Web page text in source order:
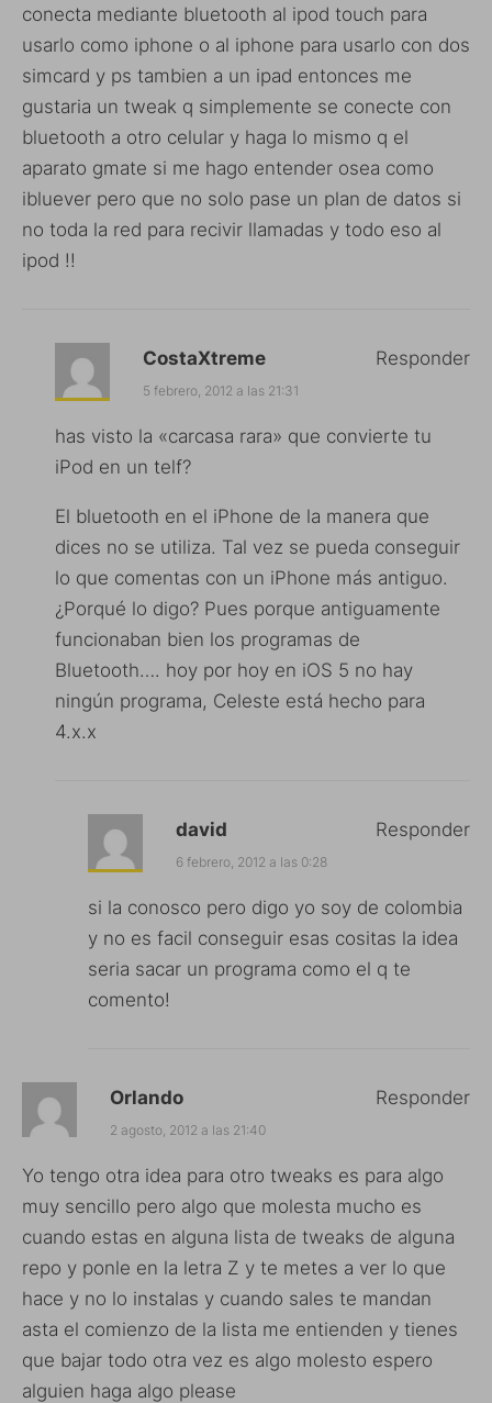
conecta mediante bluetooth al ipod touch para
usarlo como iphone o al iphone para usarlo con dos
simcard y ps tambien a un ipad entonces me
gustaria un tweak q simplemente se conecte con
bluetooth a otro celular y haga lo mismo q el
aparato gmate si me hago entender osea como
ibluever pero que no solo pase un plan de datos si
no toda la red para recivir llamadas y todo eso al
ipod !!
CostaXtreme
5 febrero, 2012 a las 21:31
has visto la «carcasa rara» que convierte tu
iPod en un telf?
El bluetooth en el iPhone de la manera que
dices no se utiliza. Tal vez se pueda conseguir
lo que comentas con un iPhone más antiguo.
¿Porqué lo digo? Pues porque antiguamente
funcionaban bien los programas de
Bluetooth…. hoy por hoy en iOS 5 no hay
ningún programa, Celeste está hecho para
4.x.x
Responder
david
6 febrero, 2012 a las 0:28
si la conosco pero digo yo soy de colombia
y no es facil conseguir esas cositas la idea
seria sacar un programa como el q te
comento!
Responder
Orlando
2 agosto, 2012 a las 21:40
Yo tengo otra idea para otro tweaks es para algo
muy sencillo pero algo que molesta mucho es
cuando estas en alguna lista de tweaks de alguna
repo y ponle en la letra Z y te metes a ver lo que
hace y no lo instalas y cuando sales te mandan
asta el comienzo de la lista me entienden y tienes
que bajar todo otra vez es algo molesto espero
alguien haga algo please
Responder